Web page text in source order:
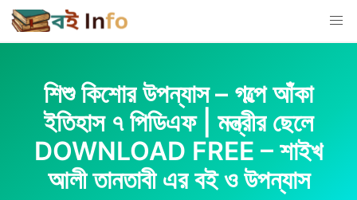
Skip
to
content
শিশু কিশোর উপন্যাস – গল্পে আঁকা
ইতিহাস ৭ পিডিএফ | মন্ত্রীর ছেলে
DOWNLOAD FREE – শাইখ
আলী তানতাবী এর বই ও উপন্যাস